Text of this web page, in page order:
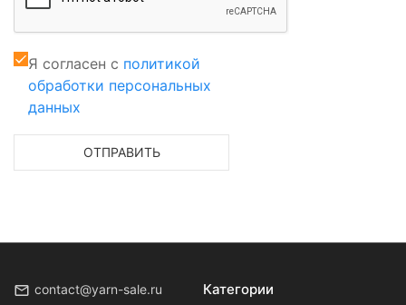
Я согласен с политикой
обработки персональных
данных
contact@yarn-sale.ru
Категории